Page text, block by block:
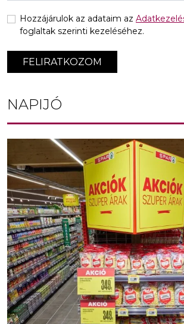
FELIRATKOZOM
Hozzájárulok az adataim az
foglaltak szerinti kezeléséhez.
NAPIJÓ